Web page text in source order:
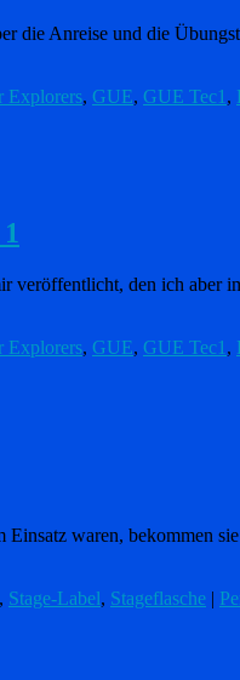
die Anreise und die
Explorers, GUE, GUE Tec1 ,
den ich aber
Explorers, GUE, GUE Tec1 ,
waren, bekommen
, Stage-Label, Stageflasche |